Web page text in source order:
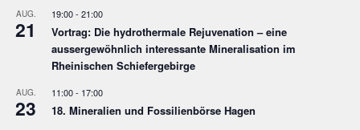
AUG.
21
19:00- 21:00
Vortrag: Die hydrothermale Rejuvenation – eine
aussergewöhnlich interessante Mineralisation im
Rheinischen Schiefergebirge
AUG.
23
11:00- 17:00
18. Mineralien und Fossilienbörse Hagen